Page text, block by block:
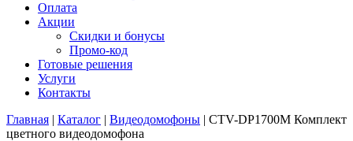
Оплата
Акции
Скидки и бонусы
Промо-код
Готовые решения
Услуги
Контакты
Главная | Каталог | Видеодомофоны | CTV-DP1700M Комплект
цветного видеодомофона